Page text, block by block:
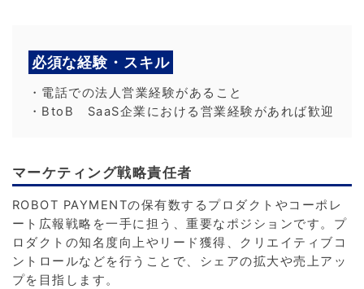
必須な経験・スキル
・電話での法人営業経験があること
・BtoB SaaS企業における営業経験があれば歓迎
マーケティング戦略責任者
ROBOT PAYMENTの保有数するプロダクトやコーポレ
ート広報戦略を一手に担う、重要なポジションです。プ
ロダクトの知名度向上やリード獲得、クリエイティブコ
ントロールなどを行うことで、シェアの拡大や売上アッ
プを目指します。